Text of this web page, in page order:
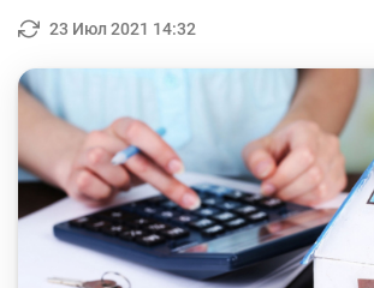
Пул-кредит сиёсати ва унинг
Молиявий хавфсизлик
Банк хизматлари истеъмолчилари
ҳуқуқлари
23 Июл 2021 14:32